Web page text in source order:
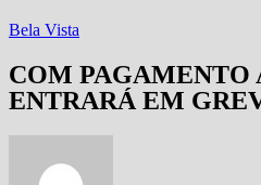
Bela Vista
COM PAGAMENTO
ENTRARÁ EM